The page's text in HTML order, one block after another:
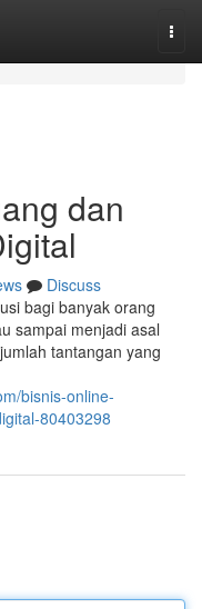
dan
Discuss
bagi banyak orang
sampai menjadi asal
tantangan yang
bisnis-online-
80403298